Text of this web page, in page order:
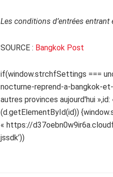
Les conditions d’entrées entrant
SOURCE : Bangkok Post
if(window.strchfSettings ===
nocturne-reprend-a-bangkok-
autres provinces aujourd'hui
(d.getElementById(id))
« https://
jssdk’))